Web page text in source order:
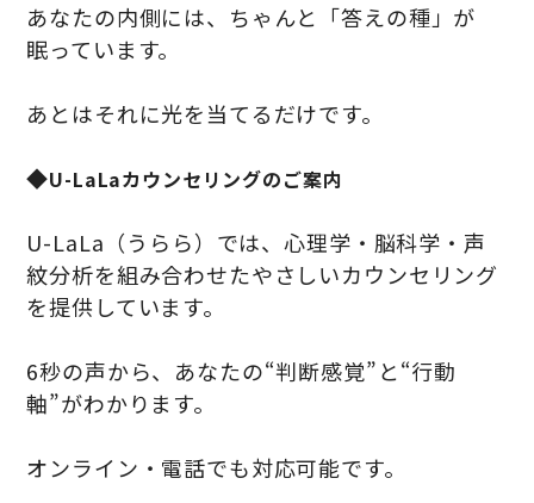
あなたの内側には、ちゃんと「答えの種」が
眠っています。
あとはそれに光を当てるだけです。
◆U-LaLaカウンセリングのご案内
U-LaLa（うらら）では、心理学・脳科学・声
紋分析を組み合わせたやさしいカウンセリング
を提供しています。
6秒の声から、あなたの“判断感覚”と“行動
軸”がわかります。
オンライン・電話でも対応可能です。